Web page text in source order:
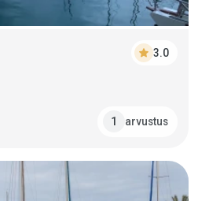
star 3.0
1 arvustus